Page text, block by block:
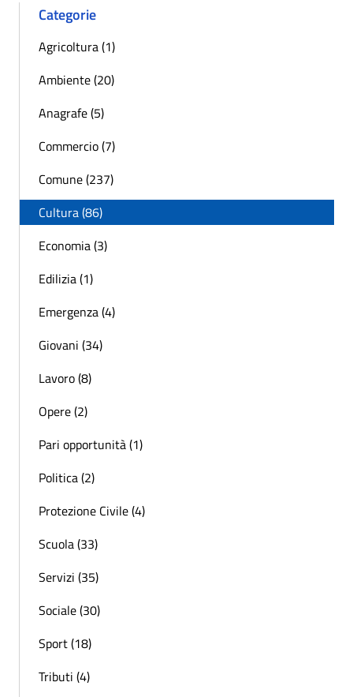
Categorie
Agricoltura (1)
Ambiente (20)
Anagrafe (5)
Commercio (7)
Comune (237)
Cultura (86)
Economia (3)
Edilizia (1)
Emergenza (4)
Giovani (34)
Lavoro (8)
Opere (2)
Pari opportunità (1)
Politica (2)
Protezione Civile (4)
Scuola (33)
Servizi (35)
Sociale (30)
Sport (18)
Tributi (4)